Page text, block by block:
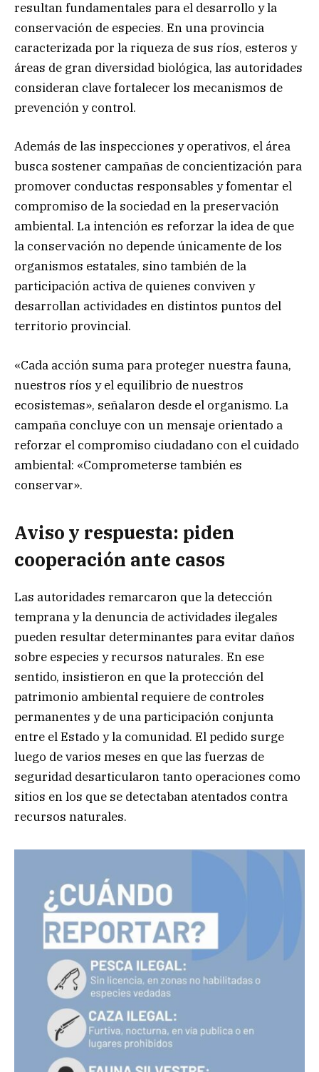
resultan fundamentales para el desarrollo y la
conservación de especies. En una provincia
caracterizada por la riqueza de sus ríos, esteros y
áreas de gran diversidad biológica, las autoridades
consideran clave fortalecer los mecanismos de
prevención y control.
Además de las inspecciones y operativos, el área
busca sostener campañas de concientización para
promover conductas responsables y fomentar el
compromiso de la sociedad en la preservación
ambiental. La intención es reforzar la idea de que
la conservación no depende únicamente de los
organismos estatales, sino también de la
participación activa de quienes conviven y
desarrollan actividades en distintos puntos del
territorio provincial.
«Cada acción suma para proteger nuestra fauna,
nuestros ríos y el equilibrio de nuestros
ecosistemas», señalaron desde el organismo. La
campaña concluye con un mensaje orientado a
reforzar el compromiso ciudadano con el cuidado
ambiental: «Comprometerse también es
conservar».
Aviso y respuesta: piden
cooperación ante casos
Las autoridades remarcaron que la detección
temprana y la denuncia de actividades ilegales
pueden resultar determinantes para evitar daños
sobre especies y recursos naturales. En ese
sentido, insistieron en que la protección del
patrimonio ambiental requiere de controles
permanentes y de una participación conjunta
entre el Estado y la comunidad. El pedido surge
luego de varios meses en que las fuerzas de
seguridad desarticularon tanto operaciones como
sitios en los que se detectaban atentados contra
recursos naturales.